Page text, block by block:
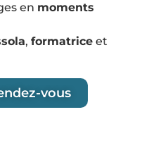
en moments
, formatrice et
vous